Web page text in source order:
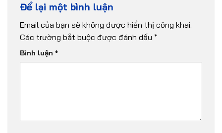
Để lại một bình luận
Email của bạn sẽ không được hiển thị công khai.
Các trường bắt buộc được đánh dấu *
Bình luận *